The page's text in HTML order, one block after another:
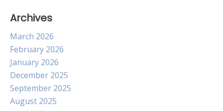
Archives
March 2026
February 2026
January 2026
December 2025
September 2025
August 2025